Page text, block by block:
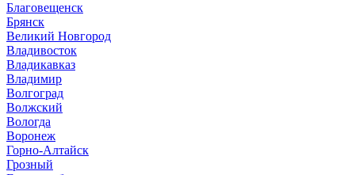
Благовещенск
Брянск
Великий Новгород
Владивосток
Владикавказ
Владимир
Волгоград
Волжский
Вологда
Воронеж
Горно-Алтайск
Грозный